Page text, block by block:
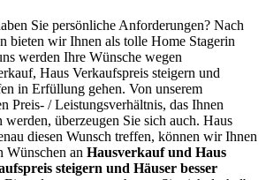
Sie persönliche Anforderungen? Nach
bieten wir Ihnen als tolle Home Stagerin
werden Ihre Wünsche wegen
Haus Verkaufspreis steigern und
in Erfüllung gehen. Von unserem
Preis- / Leistungsverhältnis, das Ihnen
überzeugen Sie sich auch. Haus
diesen Wunsch treffen, können wir Ihnen
Wünschen an Hausverkauf und Haus
steigern und Häuser besser